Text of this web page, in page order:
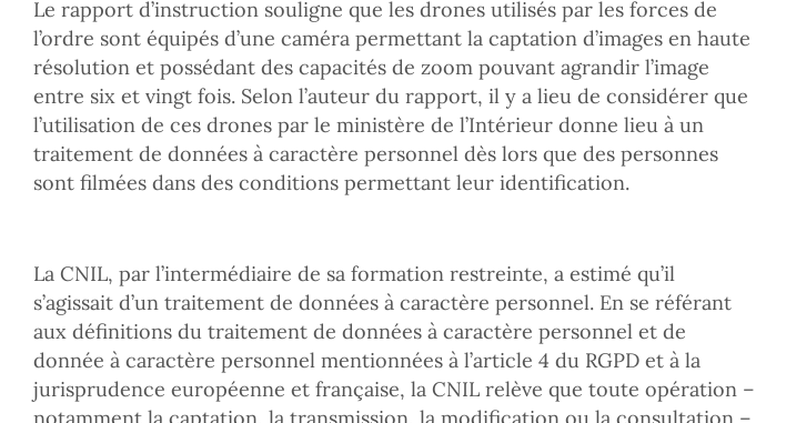
Le rapport d’instruction souligne que les drones utilisés par les forces de
l’ordre sont équipés d’une caméra permettant la captation d’images en haute
résolution et possédant des capacités de zoom pouvant agrandir l’image
entre six et vingt fois. Selon l’auteur du rapport, il y a lieu de considérer que
l’utilisation de ces drones par le ministère de l’Intérieur donne lieu à un
traitement de données à caractère personnel dès lors que des personnes
sont filmées dans des conditions permettant leur identification.
La CNIL, par l’intermédiaire de sa formation restreinte, a estimé qu’il
s’agissait d’un traitement de données à caractère personnel. En se référant
aux définitions du traitement de données à caractère personnel et de
donnée à caractère personnel mentionnées à l’article 4 du RGPD et à la
jurisprudence européenne et française, la CNIL relève que toute opération –